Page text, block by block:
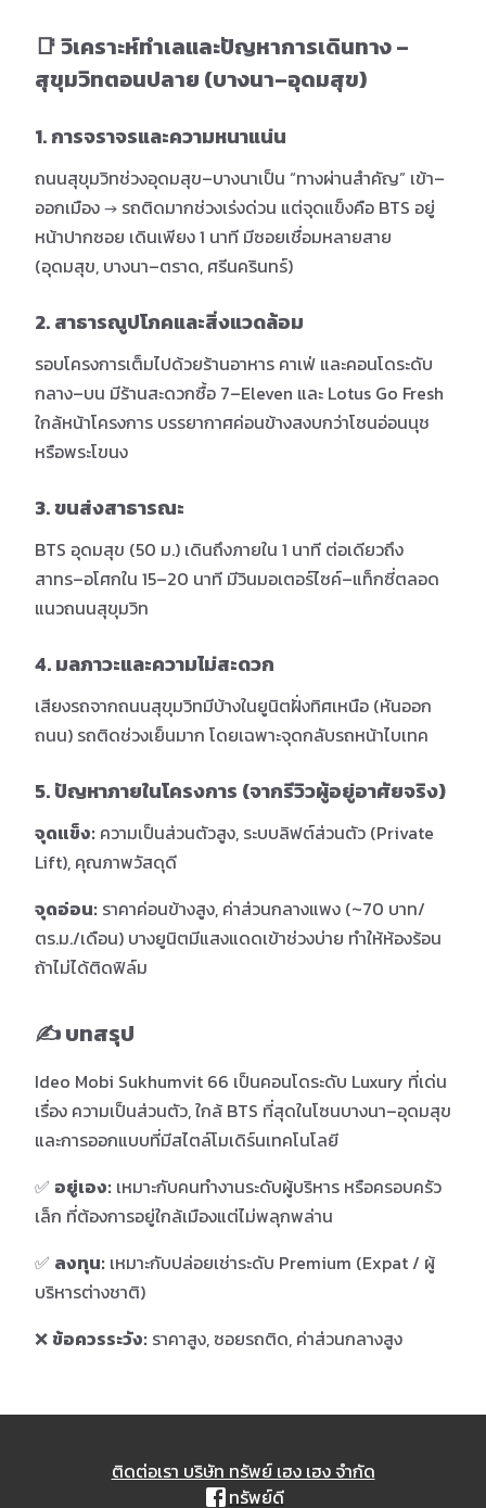
📑 วิเคราะห์ทำเลและปัญหาการเดินทาง –
สุขุมวิทตอนปลาย (บางนา–อุดมสุข)
1. การจราจรและความหนาแน่น
ถนนสุขุมวิทช่วงอุดมสุข–บางนาเป็น “ทางผ่านสำคัญ” เข้า–
ออกเมือง → รถติดมากช่วงเร่งด่วน แต่จุดแข็งคือ BTS อยู่
หน้าปากซอย เดินเพียง 1 นาที มีซอยเชื่อมหลายสาย
(อุดมสุข, บางนา–ตราด, ศรีนครินทร์)
2. สาธารณูปโภคและสิ่งแวดล้อม
รอบโครงการเต็มไปด้วยร้านอาหาร คาเฟ่ และคอนโดระดับ
กลาง–บน มีร้านสะดวกซื้อ 7–Eleven และ Lotus Go Fresh
ใกล้หน้าโครงการ บรรยากาศค่อนข้างสงบกว่าโซนอ่อนนุช
หรือพระโขนง
3. ขนส่งสาธารณะ
BTS อุดมสุข (50 ม.) เดินถึงภายใน 1 นาที ต่อเดียวถึง
สาทร–อโศกใน 15–20 นาที มีวินมอเตอร์ไซค์–แท็กซี่ตลอด
แนวถนนสุขุมวิท
4. มลภาวะและความไม่สะดวก
เสียงรถจากถนนสุขุมวิทมีบ้างในยูนิตฝั่งทิศเหนือ (หันออก
ถนน) รถติดช่วงเย็นมาก โดยเฉพาะจุดกลับรถหน้าไบเทค
5. ปัญหาภายในโครงการ (จากรีวิวผู้อยู่อาศัยจริง)
จุดแข็ง: ความเป็นส่วนตัวสูง, ระบบลิฟต์ส่วนตัว (Private
Lift), คุณภาพวัสดุดี
จุดอ่อน: ราคาค่อนข้างสูง, ค่าส่วนกลางแพง (~70 บาท/
ตร.ม./เดือน) บางยูนิตมีแสงแดดเข้าช่วงบ่าย ทำให้ห้องร้อน
ถ้าไม่ได้ติดฟิล์ม
✍️ บทสรุป
Ideo Mobi Sukhumvit 66 เป็นคอนโดระดับ Luxury ที่เด่น
เรื่อง ความเป็นส่วนตัว, ใกล้ BTS ที่สุดในโซนบางนา–อุดมสุข
และการออกแบบที่มีสไตล์โมเดิร์นเทคโนโลยี
✅ อยู่เอง: เหมาะกับคนทำงานระดับผู้บริหาร หรือครอบครัว
เล็ก ที่ต้องการอยู่ใกล้เมืองแต่ไม่พลุกพล่าน
✅ ลงทุน: เหมาะกับปล่อยเช่าระดับ Premium (Expat / ผู้
บริหารต่างชาติ)
❌ ข้อควรระวัง: ราคาสูง, ซอยรถติด, ค่าส่วนกลางสูง
ติดต่อเรา บริษัท ทรัพย์ เฮง เฮง จำกัด
ทรัพย์ดี